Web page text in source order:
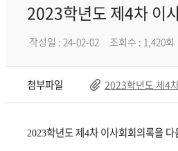
2023학년도 제4차 이
작성일 : 24-02-02 조회수 : 1,420회
첨부파일 2023학년도 제4
2023학년도 제4차 이사회회의록을